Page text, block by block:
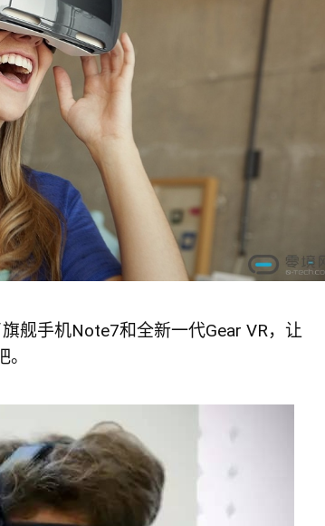
舰手机Note7和全新一代Gear VR，让